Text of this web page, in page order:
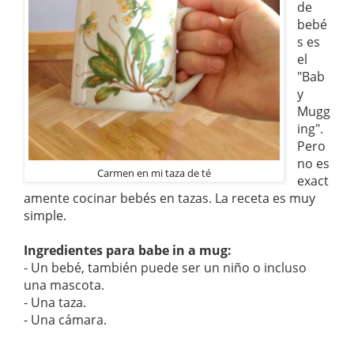
Carmen en mi taza de té
de
bebé
s es
el
"Bab
y
Mugg
ing".
Pero
no es
exact
amente cocinar bebés en tazas. La receta es muy
simple.
Ingredientes para babe in a mug:
- Un bebé, también puede ser un niño o incluso
una mascota.
- Una taza.
- Una cámara.